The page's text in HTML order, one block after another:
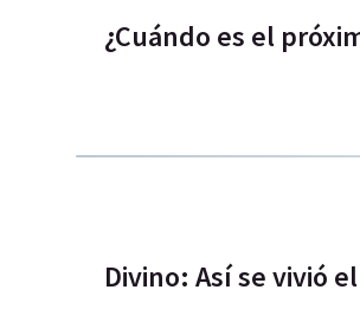
¿Cuándo es el
Divino: Así se vivió